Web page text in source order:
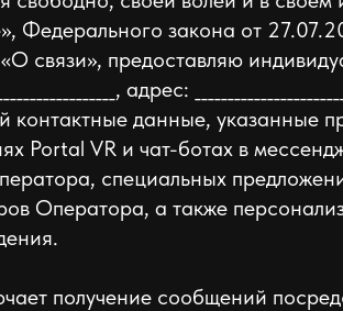
закона от
предоставляю индивидуальному
адрес:
контактные данные, указанные
Portal VR и чат-ботах в
специальных
Оператора, а также
получение сообщений